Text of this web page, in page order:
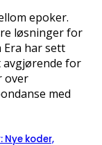
epoker.
løsninger for
har sett
for
over
med
Nye koder,